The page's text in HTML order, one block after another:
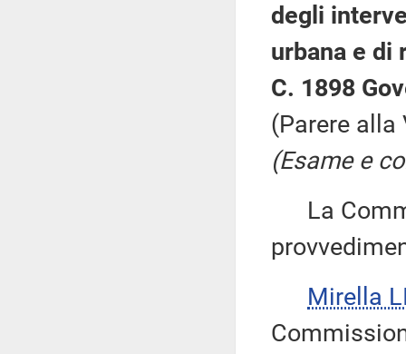
degli
urbana e di
C. 1898
(Parere alla
(Esame e
La
Mirella